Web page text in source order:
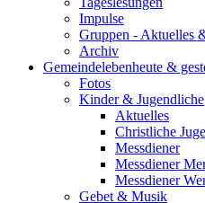
Impulse
Gruppen - Aktuelles
Archiv
Gemeindelebenheute &
Fotos
Kinder & Jugendliche
Aktuelles
Christliche
Messdiener
Messdiener
Messdiener
Gebet & Musik